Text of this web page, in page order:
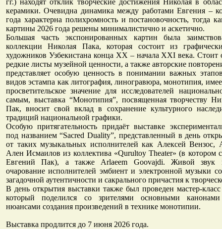
гг.) находят отклик творческие достижения Николая в
керамики. Очевидна динамика между работами Евгения –
года характерна полихромность и постановочность, тогда
картины 2026 года решены минималистично и аскетично.
Большая часть экспонированных картин была
коллекции Николая Пака, которая состоит из
художников Узбекистана конца ХХ – начала XXI века. Стоит
редкие листы музейной ценности, а также авторские
представляет особую ценность в понимании важных
видов эстампа как литография, линогравюра, монотипия,
просветительское значение для исследователей
самым, выставка “Монотипия”, посвященная творчеству
Пак, вносит свой вклад в сохранение культурного
традиций национальной графики.
Особую притягательность придаёт выставке
под названием “Sacred Duality”, представленный в день
от таких музыкальных исполнителей как Алексей Вензос,
Ален Исмаилов из коллектива «Qurultoy Theater» (в котором
Евгений Пак), а также Arlaeem Goovajdi. Живой звук
очарование исполнителей эмбиент и электронной музыки
загадочной аутентичности и сакрального причастия к
В день открытия выставки также был проведен мастер-
который поделился со зрителями основными
нюансами создания произведений в технике монотипии.
Выставка продлится до 7 июня 2026 года.